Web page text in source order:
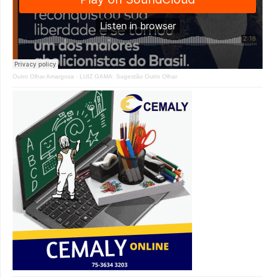
Outro Olhar Amargosa · LUIZ GAMA: Sugestão Outro Olhar